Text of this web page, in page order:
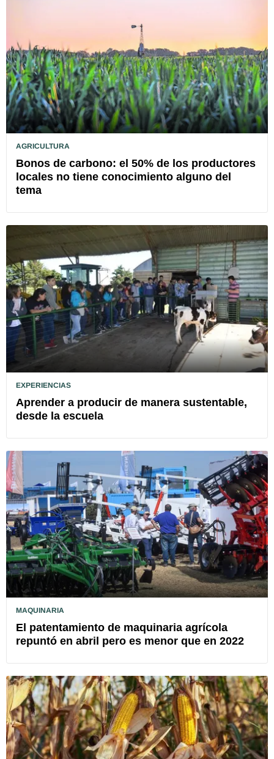
AGRICULTURA
Bonos de carbono: el 50% de los productores
locales no tiene conocimiento alguno del
tema
EXPERIENCIAS
Aprender a producir de manera sustentable,
desde la escuela
MAQUINARIA
El patentamiento de maquinaria agrícola
repuntó en abril pero es menor que en 2022